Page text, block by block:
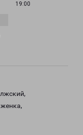
19:00